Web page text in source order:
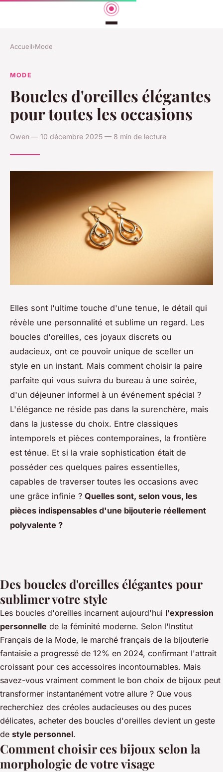
Accueil›Mode
MODE
Boucles d'oreilles élégantes
pour toutes les occasions
Owen — 10 décembre 2025 — 8 min de lecture
Elles sont l'ultime touche d'une tenue, le détail qui
révèle une personnalité et sublime un regard. Les
boucles d'oreilles, ces joyaux discrets ou
audacieux, ont ce pouvoir unique de sceller un
style en un instant. Mais comment choisir la paire
parfaite qui vous suivra du bureau à une soirée,
d'un déjeuner informel à un événement spécial ?
L'élégance ne réside pas dans la surenchère, mais
dans la justesse du choix. Entre classiques
intemporels et pièces contemporaines, la frontière
est ténue. Et si la vraie sophistication était de
posséder ces quelques paires essentielles,
capables de traverser toutes les occasions avec
une grâce infinie ? Quelles sont, selon vous, les
pièces indispensables d'une bijouterie réellement
polyvalente ?
Des boucles d'oreilles élégantes pour
sublimer votre style
Les boucles d'oreilles incarnent aujourd'hui l'expression
personnelle de la féminité moderne. Selon l'Institut
Français de la Mode, le marché français de la bijouterie
fantaisie a progressé de 12% en 2024, confirmant l'attrait
croissant pour ces accessoires incontournables. Mais
savez-vous vraiment comment le bon choix de bijoux peut
transformer instantanément votre allure ? Que vous
recherchiez des créoles audacieuses ou des puces
délicates, acheter des boucles d'oreilles devient un geste
de style personnel.
Comment choisir ces bijoux selon la
morphologie de votre visage